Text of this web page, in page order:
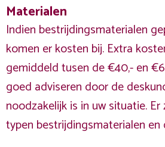
Materialen
Indien bestrijdingsmaterialen
komen er kosten bij. Extra
gemiddeld tusen de €40,- en
goed adviseren door de
noodzakelijk is in uw situatie.
typen bestrijdingsmaterialen